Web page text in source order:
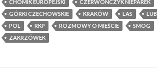
CHOMIK EUROPEJSKI CZERWOŃCZYK NIEPAREK
GÓRKI CZECHOWSKIE
KRAKÓW LAS
POL
RKP ROZMOWY O MIEŚCIE SMOG
ZAKRZÓWEK